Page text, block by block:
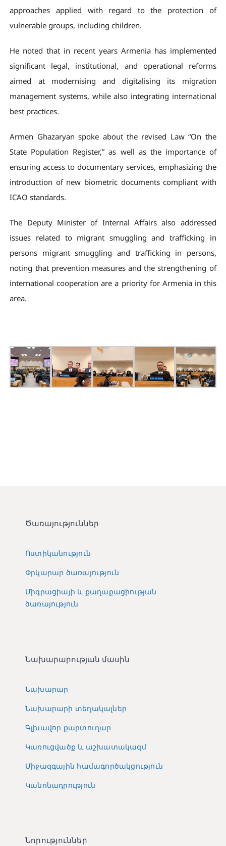
approaches applied with regard to the protection of
vulnerable groups, including children.
He noted that in recent years Armenia has implemented
significant legal, institutional, and operational reforms
aimed at modernising and digitalising its migration
management systems, while also integrating international
best practices.
Armen Ghazaryan spoke about the revised Law “On the
State Population Register,” as well as the importance of
ensuring access to documentary services, emphasizing the
introduction of new biometric documents compliant with
ICAO standards.
The Deputy Minister of Internal Affairs also addressed
issues related to migrant smuggling and trafficking in
persons migrant smuggling and trafficking in persons,
noting that prevention measures and the strengthening of
international cooperation are a priority for Armenia in this
area.
Ծառայություններ
Ոստիկանություն
Փրկարար ծառայություն
Միգրացիայի և քաղաքացիության
ծառայություն
Նախարարության մասին
Նախարար
Նախարարի տեղակալներ
Գլխավոր քարտուղար
Կառուցվածք և աշխատակազմ
Միջազգային համագործակցություն
Կանոնադրություն
Նորություններ